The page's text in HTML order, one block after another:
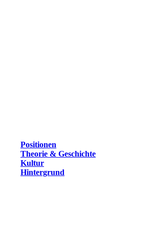
Positionen
Theorie & Geschichte
Kultur
Hintergrund